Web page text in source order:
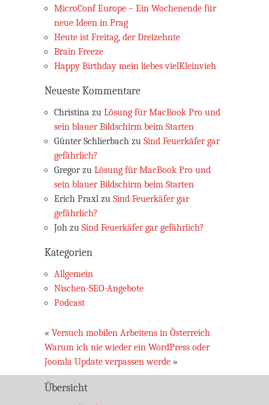
MicroConf Europe – Ein Wochenende für
neue Ideen in Prag
Heute ist Freitag, der Dreizehnte
Brain Freeze
Happy Birthday mein liebes vielKleinvieh
Neueste Kommentare
Christina zu Lösung für MacBook Pro und
sein blauer Bildschirm beim Starten
Günter Schlierbach zu Sind Feuerkäfer gar
gefährlich?
Gregorzu Lösung für MacBook Pro und
sein blauer Bildschirm beim Starten
Erich Praxl zu Sind Feuerkäfer gar
gefährlich?
Joh zu Sind Feuerkäfer gar gefährlich?
Kategorien
Allgemein
Nischen-SEO-Angebote
Podcast
« Versuch mobilen Arbeitens in Österreich
Warum ich nie wieder ein WordPress oder
Joomla Update verpassen werde »
Übersicht